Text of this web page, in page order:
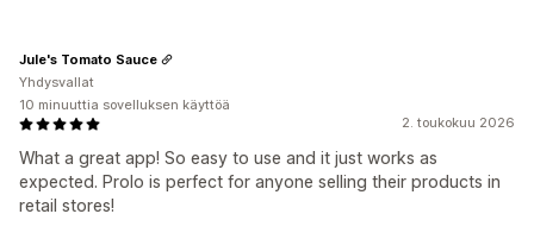
2. toukokuu 2026
What a great app! So easy to use and it just works as
expected. Prolo is perfect for anyone selling their products in
retail stores!
Jule's Tomato Sauce
Yhdysvallat
10 minuuttia sovelluksen käyttöä